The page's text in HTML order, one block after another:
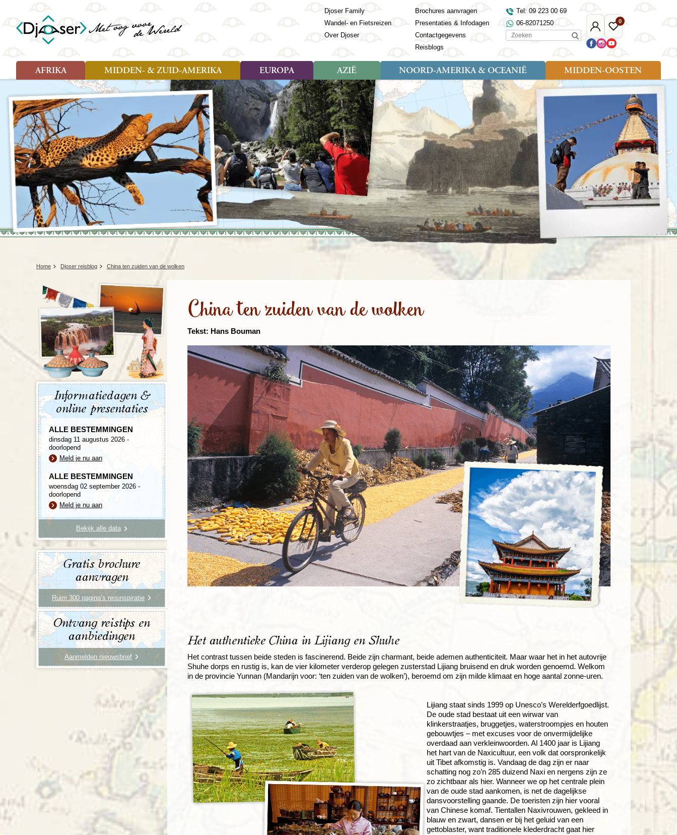
Mijn
Djoser
0
Favoriete
reizen
Djoser Family
Wandel- en Fietsreizen
Over Djoser
Brochures aanvragen
Presentaties & Infodagen
Contactgegevens
Reisblogs
Tel: 09 223 00 69
06-82071250
Zoeken
AFRIKA
Rondreis (26)
Familiereis (10)
Fietsreis (2)
Wandelreis (1)
Cultuur (3)
Natuur (6)
Nieuwe reizen
Voodoo in Benin en Togo, 16
dagen
Landen
Botswana
Egypte
Ghana
Kaapverdië
Madagaskar
Malawi
Marokko
Mauritius
Mozambique
Namibië
Oeganda
Sao Tomé en Principe
Swaziland
Tanzania
Togo
Zambia
Zanzibar
Zimbabwe
Zuid-Afrika
MIDDEN- & ZUID-AMERIKA
Soort reizen
Familiereis (11)
Fietsreis (1)
Cultuur (9)
Natuur (13)
Landen
Amazone
Argentinië
Belize
Bolivia
Brazilië
Chili
Colombia
Costa Rica
Cuba
Ecuador
El Salvador
(Frans) Guyana
Galapagos
Guatemala
Honduras
Mexico
Nicaragua
Paaseiland
Paraguay
Peru
Suriname
EUROPA
Soort reizen
Rondreis (28)
Familiereis (11)
Fietsreis (8)
Wandelreis (23)
Cultuur (12)
Natuur (3)
Landen
Albanië
Andorra
Armenië
Azerbeidzjan
Azoren
Balkan
Baltische Staten
Bosnië en Herzegovina
Bulgarije
Engeland
Estland
Finland
Frankrijk
Griekenland
IJsland
Ierland
Italië
Kaapverdië
Kroatië
Lapland
Letland
Litouwen
Madeira
Montenegro
Noorwegen
Polen
Portugal
Roemenië
Sardinië
Schotland
Servië
Spanje
Turkije
Verenigd Koninkrijk
Wales
AZIË
Soort reizen
Rondreis (57)
Familiereis (22)
Fietsreis (3)
Cultuur (28)
Natuur (16)
Nieuwe reizen
Rondreis China & Tibet, 42
dagen
Rondreis Sulawesi &
Molukken, 22 dagen
Landen
Bangladesh
Bhutan
Cambodja
China
Filipijnen
India
Indochina
Indonesië
Japan
Jordanië
Kazachstan
Kirgizië
Laos
Malediven
Maleisië
Mongolië
Nepal
Oezbekistan
Singapore
Sri Lanka
Taiwan
Tibet
Turkmenistan
Vietnam
Zijderoute
Zuid-Korea
NOORD-AMERIKA & OCEANIË
Soort reizen
Rondreis (7)
Familiereis (2)
Landen
Alaska
Australië
Canada
Nieuw-Zeeland
Verenigde Staten
MIDDEN-OOSTEN
Soort reizen
Rondreis (18)
Familiereis (9)
Fietsreis (1)
Wandelreis (3)
Cultuur (8)
Landen
Marokko
Oman
Saoedi-Arabië
Tunesië
Home Djoser reisblog China ten zuiden van de wolken
China ten zuiden van de wolken
Tekst: Hans Bouman
Het authentieke China in Lijiang en Shuhe
Het contrast tussen beide steden is fascinerend. Beide zijn charmant, beide ademen authenticiteit. Maar waar het in het autovrije
Shuhe dorps en rustig is, kan de vier kilometer verderop gelegen zusterstad Lijiang bruisend en druk worden genoemd. Welkom
in de provincie Yunnan (Mandarijn voor: ‘ten zuiden van de wolken’), beroemd om zijn milde klimaat en hoge aantal zonne-uren.
Lijiang staat sinds 1999 op Unesco’s Werelderfgoedlijst.
De oude stad bestaat uit een wirwar van
klinkerstraatjes, bruggetjes, waterstroompjes en houten
gebouwtjes – met excuses voor de onvermijdelijke
overdaad aan verkleinwoorden. Al 1400 jaar is Lijiang
het hart van de Naxicultuur, een volk dat oorspronkelijk
uit Tibet afkomstig is. Vandaag de dag zijn er naar
schatting nog zo’n 285 duizend Naxi en nergens zijn ze
zo zichtbaar als hier. Wanneer we op het centrale plein
van de oude stad aankomen, is net de dagelijkse
dansvoorstelling gaande. De toeristen zijn hier vooral
van Chinese komaf. Tientallen Naxivrouwen, gekleed in
blauw en zwart, dansen er bij het geluid van een
gettoblaster, want traditionele klederdracht gaat hier
Informatiedagen &
online presentaties
ALLE BESTEMMINGEN
dinsdag 11 augustus 2026 -
doorlopend
Meld je nu aan
ALLE BESTEMMINGEN
woensdag 02 september 2026 -
doorlopend
Meld je nu aan
Bekijk alle data
Gratis brochure
aanvragen
Ruim 300 pagina’s reisinspiratie
Ontvang reistips en
aanbiedingen
Aanmelden nieuwsbrief